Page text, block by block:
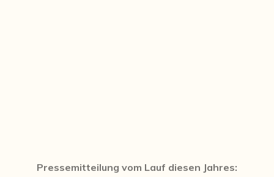
Pressemitteilung vom Lauf diesen Jahres: